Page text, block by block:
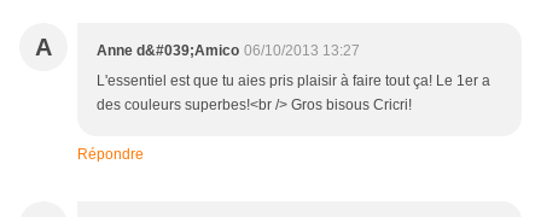
A Anne d&#039;Amico 06/10/2013 13:27
L'essentiel est que tu aies pris plaisir à faire tout ça! Le 1er a
des couleurs superbes!<br /> Gros bisous Cricri!
Répondre